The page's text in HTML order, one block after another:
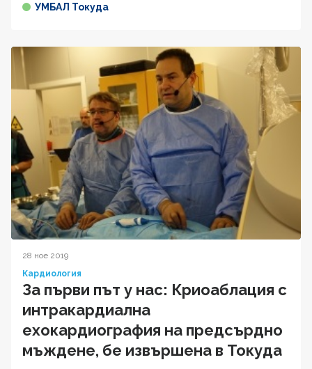
УМБАЛ Токуда
28 ное 2019
Кардиология
За първи път у нас: Криоаблация с
интракардиална
ехокардиография на предсърдно
мъждене, бе извършена в Токуда